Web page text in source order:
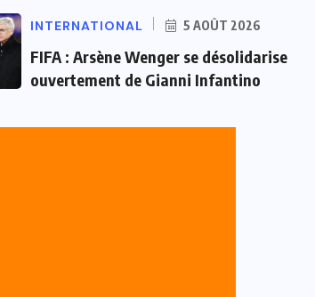
INTERNATIONAL 5 AOÛT 2026
FIFA : Arsène Wenger se désolidarise
ouvertement de Gianni Infantino